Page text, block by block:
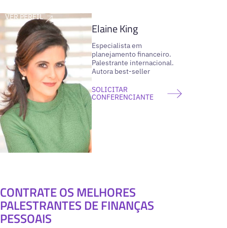
VER PERFIL
Elaine King
Especialista em
planejamento financeiro.
Palestrante internacional.
Autora best-seller
SOLICITAR
CONFERENCIANTE
CONTRATE OS MELHORES
PALESTRANTES DE FINANÇAS
PESSOAIS